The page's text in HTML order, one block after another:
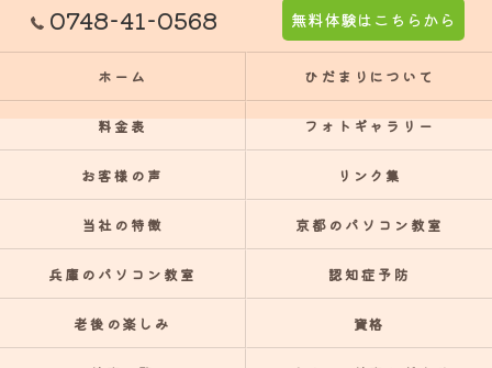
0748-41-0568 無料体験はこちらから
ホーム ひだまりについて
料金表 フォトギャラリー
お客様の声 リンク集
当社の特徴 京都のパソコン教室
兵庫のパソコン教室 認知症予防
老後の楽しみ 資格